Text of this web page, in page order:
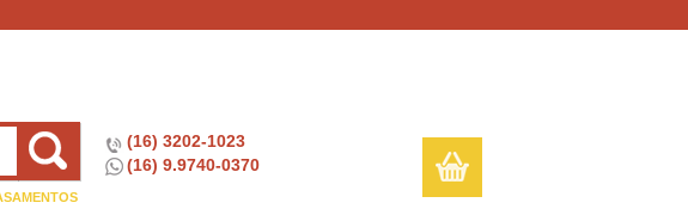
(16) 3202-1023
(16) 9.9740-0370